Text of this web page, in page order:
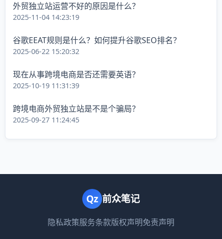
外贸独立站运营不好的原因是什么？
2025-11-04 14:23:19
谷歌EEAT规则是什么？如何提升谷歌SEO排名？
2025-06-22 15:20:32
现在从事跨境电商是否还需要英语？
2025-10-19 11:31:39
跨境电商外贸独立站是不是个骗局？
2025-09-27 11:24:45
Qz 前众笔记
隐私政策服务条款版权声明免责声明